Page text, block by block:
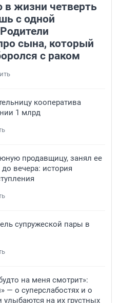
жизни четверть
с одной
сына, который
с раком
кооператива
1 млрд
продавщицу, занял ее
вечера: история
супружеской пары в
на меня смотрит»:
— о суперслабостях и о
на их грустных